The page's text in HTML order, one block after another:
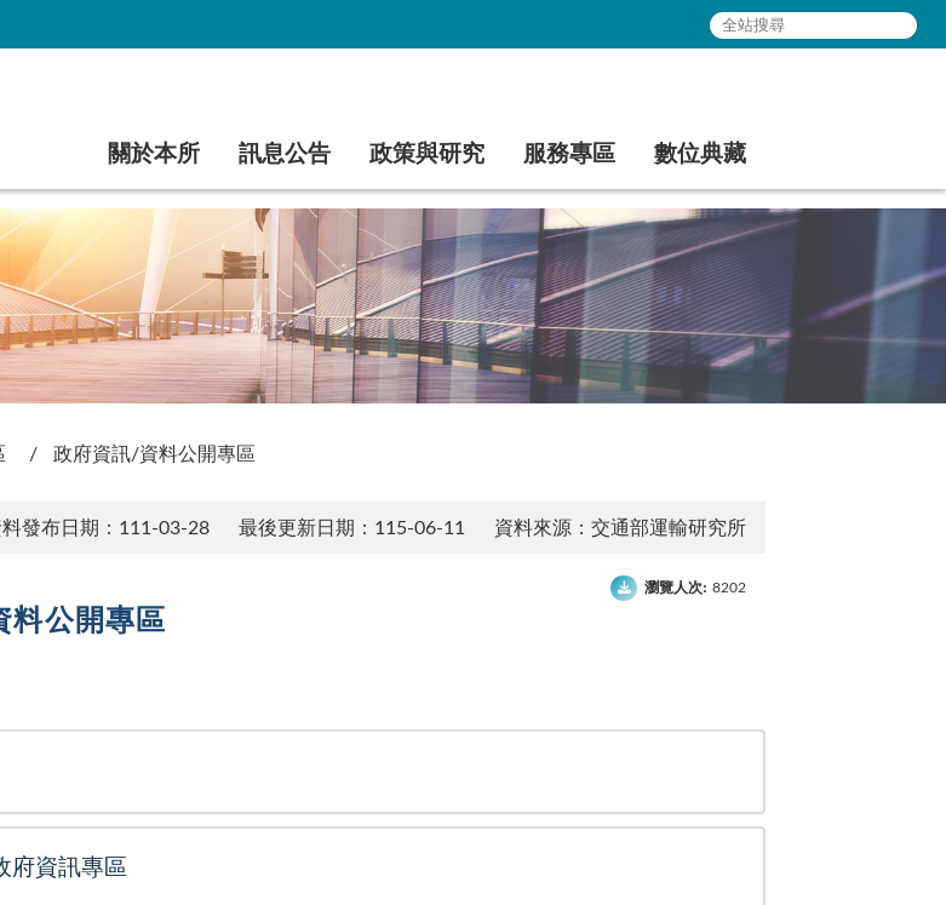
關於本所 訊息公告 政策與研究 服務專區 數位典藏
政府資訊/資料公開專區
料發布日期：111-03-28 最後更新日期：115-06-11 資料來源：交通部運輸研究所
瀏覽人次: 8202
料公開專區
府資訊專區